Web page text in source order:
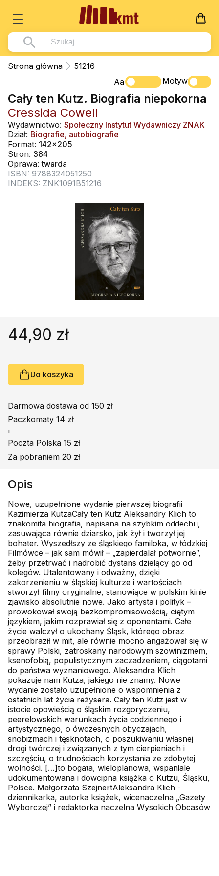
Książki
Wszystko z kategorii - Książki
Pismo Święte
Kościół Katolicki
Duszpasterstwo
Teologia
Życie chrześcijańskie
Duchowość
Poradniki, leksykony...
Podręczniki szkolne
Promocja
Wszystko z kategorii - Multimedia
DVD
CD-ROM
Muzyka
Rekolekcje i inne na CD
Śpiew i modlitwa
Muzyka klasyczna
Dla Dzieci
Wszystko z kategorii - Dla Dzieci
Literatura (D)
Płyty, DVD (D)
Podręczniki i pomoce dydaktyczne
Podręczniki
Wszystko z kategorii - Podręczniki
Podręczniki i pomoce dydaktyczne
Zabawa i Nauka
Nowości
Zaloguj się
Strona główna
51216
Aa
Motyw
Cały ten Kutz. Biografia niepokorna
Cressida Cowell
Wydawnictwo: Społeczny Instytut Wydawniczy ZNAK
Dział: Biografie, autobiografie
Format: 142x205
Stron: 384
Oprawa:twarda
ISBN: 9788324051250
INDEKS: ZNK1091B51216
44,90 zł
Do koszyka
Darmowa dostawa od 150 zł
Paczkomaty 14 zł
'
Poczta Polska 15 zł
Za pobraniem 20 zł
Opis
Nowe, uzupełnione wydanie pierwszej biografii
Kazimierza KutzaCały ten Kutz Aleksandry Klich to
znakomita biografia, napisana na szybkim oddechu,
zasuwająca równie dziarsko, jak żył i tworzył jej
bohater. Wyszedłszy ze śląskiego familoka, w łódzkiej
Filmówce – jak sam mówił – „zapierdalał potwornie”,
żeby przetrwać i nadrobić dystans dzielący go od
kolegów. Utalentowany i odważny, dzięki
zakorzenieniu w śląskiej kulturze i wartościach
stworzył filmy oryginalne, stanowiące w polskim kinie
zjawisko absolutnie nowe. Jako artysta i polityk –
prowokował swoją bezkompromisowością, ciętym
językiem, jakim rozprawiał się z oponentami. Całe
życie walczył o ukochany Śląsk, którego obraz
przeobraził w mit, ale równie mocno angażował się w
sprawy Polski, zatroskany narodowym szowinizmem,
ksenofobią, populistycznym zaczadzeniem, ciągotami
do państwa wyznaniowego. Aleksandra Klich
pokazuje nam Kutza, jakiego nie znamy. Nowe
wydanie zostało uzupełnione o wspomnienia z
ostatnich lat życia reżysera. Cały ten Kutz jest w
istocie opowieścią o śląskim rozgoryczeniu,
peerelowskich warunkach życia codziennego i
artystycznego, o ówczesnych obyczajach,
snobizmach i tęsknotach, o poszukiwaniu własnej
drogi twórczej i związanych z tym cierpieniach i
szczęściu, o trudnościach korzystania ze zdobytej
wolności. […]to bogata, wieloplanowa, wspaniale
udokumentowana i dowcipna książka o Kutzu, Śląsku,
Polsce. Małgorzata SzejnertAleksandra Klich -
dziennikarka, autorka książek, wicenaczelna „Gazety
Wyborczej” i redaktorka naczelna Wysokich Obcasów